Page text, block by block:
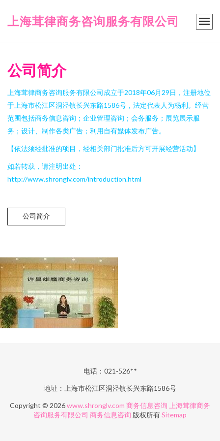
上海茸律商务咨询服务有限公司
公司简介
上海茸律商务咨询服务有限公司成立于2018年06月29日，注册地位
于上海市松江区洞泾镇长兴东路1586号，法定代表人为杨利。经营
范围包括商务信息咨询；企业管理咨询；会务服务；展览展示服
务；设计、制作各类广告；利用自有媒体发布广告。
【依法须经批准的项目，经相关部门批准后方可开展经营活动】
如若转载，请注明出处：
http://www.shronglv.com/introduction.html
公司简介
电话：021-526**
地址：上海市松江区洞泾镇长兴东路1586号
Copyright © 2026www.shronglv.com 商务信息咨询 上海茸律商务
咨询服务有限公司 商务信息咨询 版权所有Sitemap